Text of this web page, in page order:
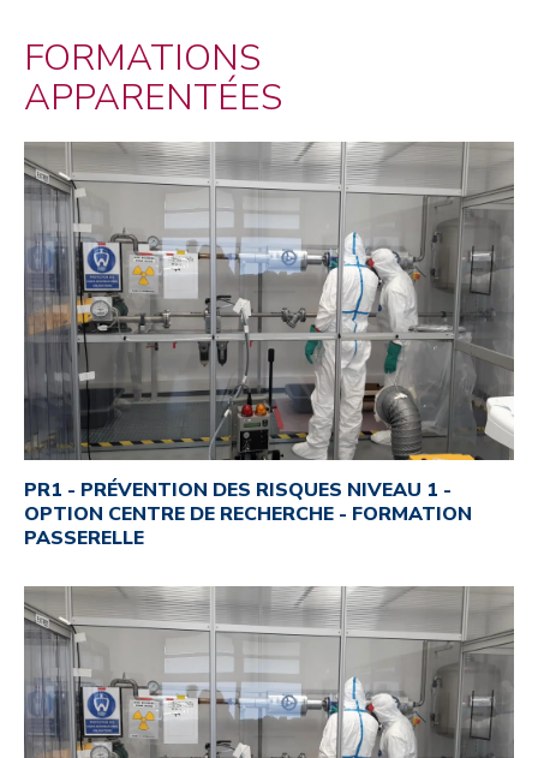
FORMATIONS
APPARENTÉES
PR1 - PRÉVENTION DES RISQUES NIVEAU 1 -
OPTION CENTRE DE RECHERCHE - FORMATION
PASSERELLE